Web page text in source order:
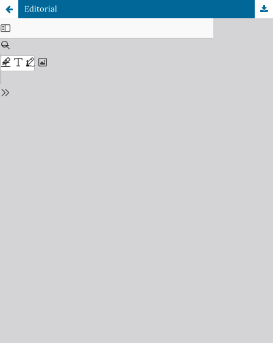
Editorial